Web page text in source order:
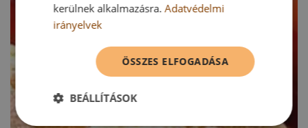
kerülnek alkalmazásra.Adatvédelmi
irányelvek
ÖSSZES ELFOGADÁSA
BEÁLLÍTÁSOK